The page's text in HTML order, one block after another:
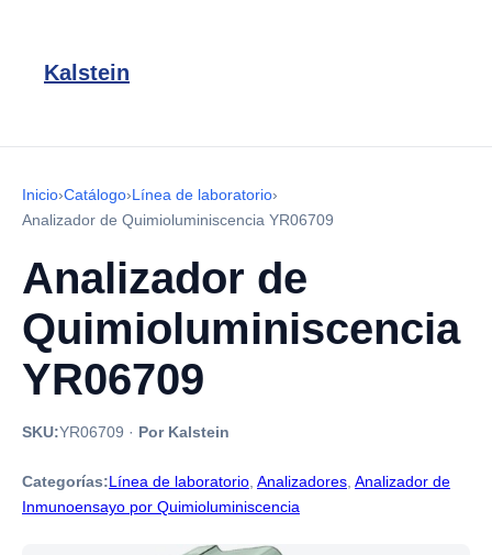
Kalstein
Inicio›Catálogo›Línea de laboratorio›
Analizador de Quimioluminiscencia YR06709
Analizador de
Quimioluminiscencia
YR06709
SKU:YR06709 · Por Kalstein
Categorías:Línea de laboratorio Analizadores Analizador de
Inmunoensayo por Quimioluminiscencia